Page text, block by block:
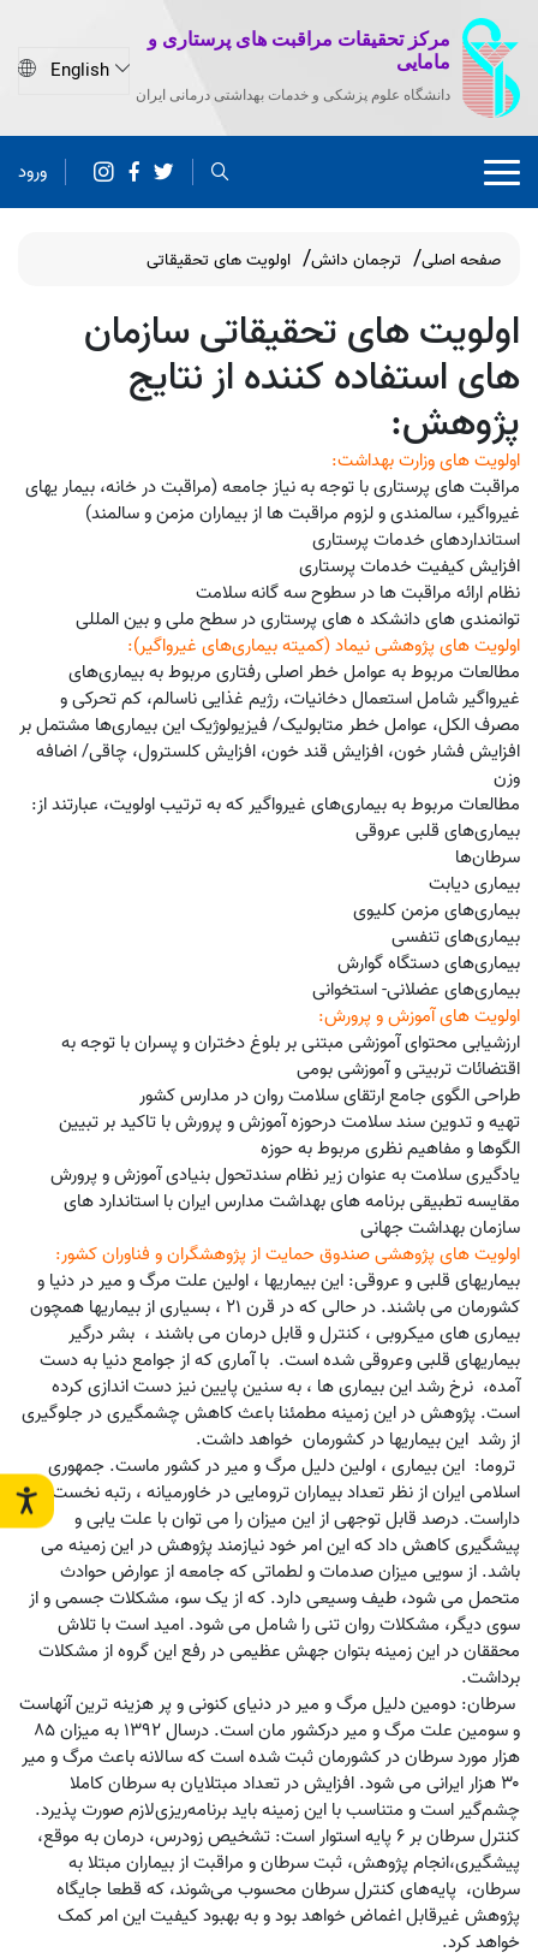
مرکز تحقیقات مراقبت های پرستاری و
مامایی
دانشگاه علوم پزشکی و خدمات بهداشتی درمانی ایران
ورود
صفحه اصلی ترجمان دانش اولویت های تحقیقاتی
اولویت های تحقیقاتی سازمان
های استفاده کننده از نتایج
پژوهش:
اولویت های وزارت بهداشت:
مراقبت های پرستاری با توجه به نیاز جامعه (مراقبت در خانه، بیمار یهای
غیرواگیر، سالمندی و لزوم مراقبت ها از بیماران مزمن و سالمند)
استانداردهای خدمات پرستاری
افزایش کیفیت خدمات پرستاری
نظام ارائه مراقبت ها در سطوح سه گانه سلامت
توانمندی های دانشکد ه های پرستاری در سطح ملی و بین المللی
اولویت های پژوهشی نیماد (کمیته بیماری‌های غیرواگیر):
مطالعات مربوط به عوامل خطر اصلی رفتاری مربوط به بیماری‌های
غیرواگیر شامل استعمال دخانیات، رژیم غذایی ناسالم، کم تحرکی و
مصرف الکل، عوامل خطر متابولیک/ فیزیولوژیک این بیماری‌ها مشتمل بر
افزایش فشار خون، افزایش قند خون، افزایش کلسترول، چاقی/ اضافه
وزن
مطالعات مربوط به بیماری‌های غیرواگیر که به ترتیب اولویت، عبارتند از:
بیماری‌های قلبی عروقی
سرطان‌ها
بیماری دیابت
بیماری‌های مزمن کلیوی
بیماری‌های تنفسی
بیماری‌های دستگاه گوارش
بیماری‌های عضلانی- استخوانی
اولویت های آموزش و پرورش:
ارزشیابی محتوای آموزشی مبتنی بر بلوغ دختران و پسران با توجه به
اقتضائات تربیتی و آموزشی بومی
طراحی الگوی جامع ارتقای سلامت روان در مدارس کشور
تهیه و تدوین سند سلامت درحوزه آموزش و پرورش با تاکید بر تبیین
الگوها و مفاهیم نظری مربوط به حوزه
یادگیری سلامت به عنوان زیر نظام سندتحول بنیادی آموزش و پرورش
مقایسه تطبیقی برنامه های بهداشت مدارس ایران با استاندارد های
سازمان بهداشت جهانی
اولویت های پژوهشی صندوق حمایت از پژوهشگران و فناوران کشور:
بیماریهای قلبی و عروقی:‌ این بیماریها ، اولین علت مرگ و میر در دنیا و
کشورمان می باشند. در حالی که در قرن ۲۱ ، بسیاری از بیماریها همچون
بیماری های میکروبی ، کنترل و قابل درمان می باشند ، بشر درگیر
بیماریهای قلبی وعروقی شده است. با آماری که از جوامع دنیا به دست
آمده، نرخ رشد این بیماری ها ، به سنین پایین نیز دست اندازی کرده
است. پژوهش در این زمینه مطمئنا باعث کاهش چشمگیری در جلوگیری
از رشد این بیماریها در کشورمان خواهد داشت.
تروما: این بیماری ، ‌اولین دلیل مرگ و میر در کشور ماست. جمهوری
اسلامی ایران از نظر تعداد بیماران ترومایی در خاورمیانه ، رتبه نخست را
داراست. درصد قابل توجهی از این میزان را می توان با علت یابی و
پیشگیری کاهش داد که این امر خود نیازمند پژوهش در این زمینه می
باشد. از سویی میزان صدمات و لطماتی که جامعه از عوارض حوادث
متحمل می شود، طیف وسیعی دارد. که از یک سو، مشکلات جسمی و از
سوی دیگر، مشکلات روان تنی را شامل می شود. امید است با تلاش
محققان در این زمینه بتوان جهش عظیمی در رفع این گروه از مشکلات
برداشت.
سرطان: دومین دلیل مرگ و میر در دنیای کنونی و پر هزینه ترین آنهاست
و سومین علت مرگ و میر درکشور مان است. درسال ۱۳۹۲ به میزان ۸۵
هزار مورد سرطان در کشورمان ثبت شده است که سالانه باعث مرگ و میر
۳۰ هزار ایرانی می شود. افزایش در تعداد مبتلایان به سرطان کاملا
چشم‌گیر است و متناسب با این زمینه باید برنامه‌ریزی‌لازم صورت پذیرد.
کنترل سرطان بر ۶ پایه استوار است: تشخیص زودرس، درمان به موقع،
پیشگیری،‌انجام پژوهش، ثبت سرطان و مراقبت از بیماران مبتلا به
سرطان، پایه‌های کنترل سرطان محسوب می‌شوند، که قطعا جایگاه
پژوهش غیرقابل اغماض خواهد بود و به بهبود کیفیت این امر کمک
خواهد کرد.